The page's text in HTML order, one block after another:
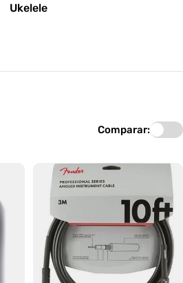
Ukelele
Comparar: